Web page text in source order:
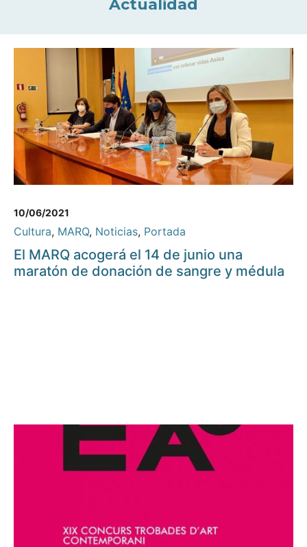
Actualidad
10/06/2021
Cultura, MARQ, Noticias, Portada
El MARQ acogerá el 14 de junio una
maratón de donación de sangre y médula